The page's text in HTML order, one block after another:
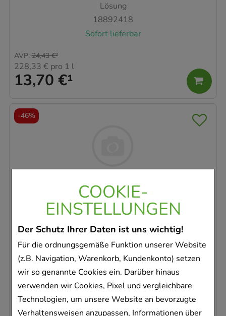
COOKIE-
EINSTELLUNGEN
Der Schutz Ihrer Daten ist uns wichtig!
Für die ordnungsgemäße Funktion unserer Website
(z.B. Navigation, Warenkorb, Kundenkonto) setzen
wir so genannte Cookies ein. Darüber hinaus
verwenden wir Cookies, Pixel und vergleichbare
Technologien, um unsere Website an bevorzugte
Verhaltensweisen anzupassen, Informationen über
Lösung
18892418
Sofort lieferbar
13,70 €¹
AVP: 24,43 €²
228,33 € pro 1 l
MINOXIDIL Dexcel 20 mg/ml Spray
z.Anw.a.d.Kopfhaut
Dexcel Pharma GmbH
60ml
Lösung
18892393
Sofort lieferbar
184,50 €pro 1 l
-46%